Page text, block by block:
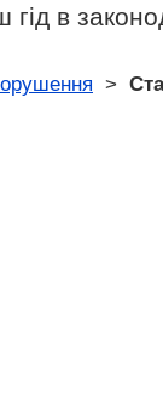
гід в
>